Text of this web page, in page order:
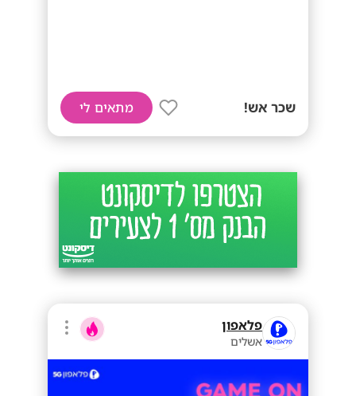
שכר אש! מתאים לי
פלאפון
אשלים